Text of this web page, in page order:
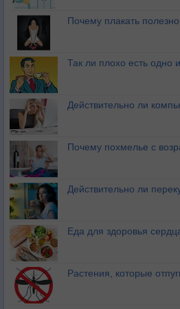
Почему плакать
Так ли плохо есть одно
Действительно ли
Почему похмелье с
Действительно ли
Еда для здоровья
Растения, которые